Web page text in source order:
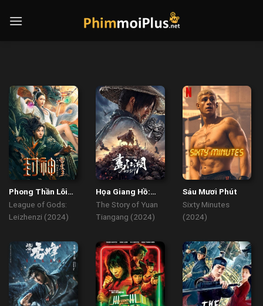
Phong Thần Lôi
Chấn Tử
League of Gods:
Leizhenzi (2024)
Họa Giang Hồ:
Bất Lương Soái
The Story of Yuan
Tiangang (2024)
Sáu Mươi Phút
Sixty Minutes
(2024)